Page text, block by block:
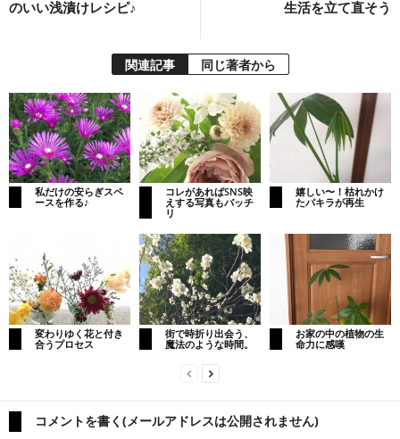
のいい浅漬けレシピ♪
生活を立て直そう
関連記事 同じ著者から
私だけの安らぎスペ
ースを作る♪
コレがあればSNS映
えする写真もバッチ
リ
嬉しい〜！枯れかけ
たパキラが再生
変わりゆく花と付き
合うプロセス
街で時折り出会う、
魔法のような時間。
お家の中の植物の生
命力に感嘆
コメントを書く(メールアドレスは公開されません)